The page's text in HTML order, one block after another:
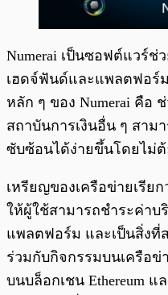
Numerai เป็นซอฟต์แวร์
เฮดจ์ฟันด์และแพลตฟอร์
หลัก ๆ ของ Numerai คือ
สถาบันการเงินอื่น ๆ สาม
ซับซ้อนได้ง่ายขึ้นโดยไม่
เหรียญของเครือข่ายเรียก
ให้ผู้ใช้สามารถชำระค่าบ
แพลตฟอร์ม และเป็นสิ่งที่
ร่วมกับกิจกรรมบนเครือข่
บนบล็อกเชน Ethereum แ